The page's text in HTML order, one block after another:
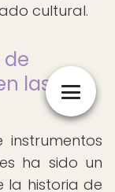
cultural.
las
ha sido un
la historia de